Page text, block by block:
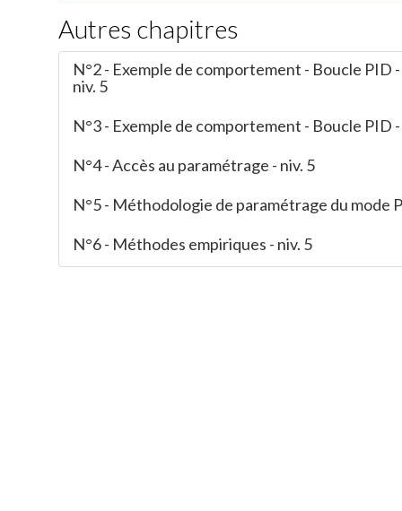
Autres chapitres
N°2 - Exemple de comportement - Boucle PID
niv. 5
N°3 - Exemple de comportement - Boucle PID
N°4 - Accès au paramétrage - niv. 5
N°5 - Méthodologie de paramétrage du mode
N°6 - Méthodes empiriques - niv. 5